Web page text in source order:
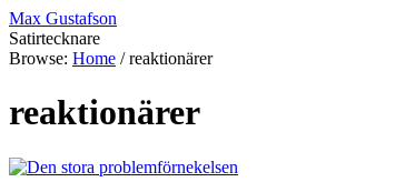
Max Gustafson
Satirtecknare
Browse: Home / reaktionärer
reaktionärer